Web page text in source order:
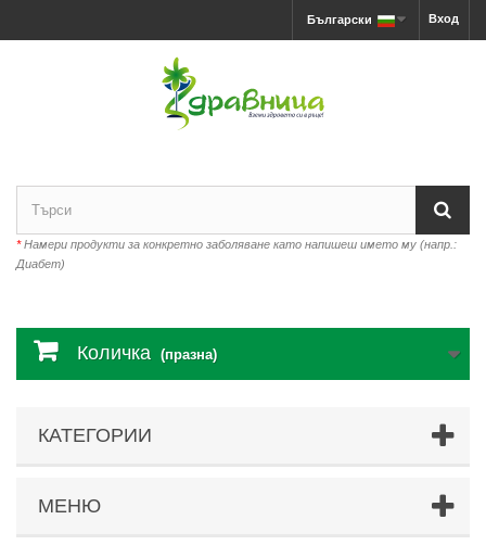
Вход
Български
*Намери продукти за конкретно заболяване като напишеш името му (напр.:
Диабет)
Количка (празна)
КАТЕГОРИИ
МЕНЮ